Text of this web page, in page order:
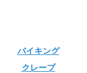
バイキング
クレープ